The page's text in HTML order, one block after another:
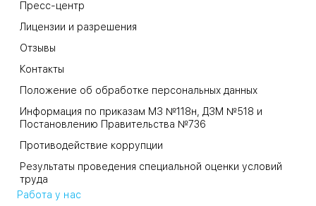
Пресс-центр
Лицензии и разрешения
Отзывы
Контакты
Положение об обработке персональных данных
Информация по приказам МЗ №118н, ДЗМ №518 и
Постановлению Правительства №736
Противодействие коррупции
Результаты проведения специальной оценки условий
труда
Работа у нас